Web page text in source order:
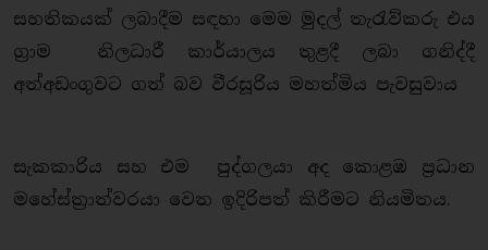
සහතිකයක් ලබාදීම සඳහා මෙම මුදල් තැරැව්කරු එය
ග්‍රාම නිලධාරී කාර්යාලය තුළදී ලබා ගනිද්දී
අත්අඩංගුවට ගත් බව වීරසූරිය මහත්මිය පැවසුවාය
සැකකාරිය සහ එම පුද්ගලයා අද කොළඹ ප්‍රධාන
මහේස්ත්‍රාත්වරයා වෙත ඉදිරිපත් කිරීමට නියමිතය.